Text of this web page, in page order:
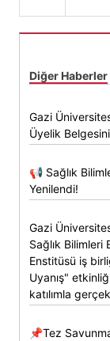
Diğer Haberler
Gazi
Üyelik
📢 Sağlık
Yenilendi!
Gazi
Sağlık
Enstitüsü iş
Uyanış"
katılımla
📌Tez